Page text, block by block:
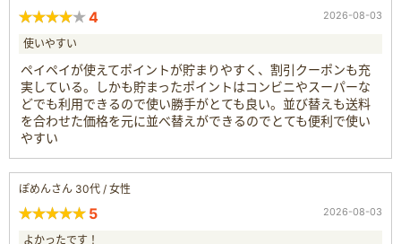
4 2026-08-03
使いやすい
ペイペイが使えてポイントが貯まりやすく、割引クーポンも充
実している。しかも貯まったポイントはコンビニやスーパーな
どでも利用できるので使い勝手がとても良い。並び替えも送料
を合わせた価格を元に並べ替えができるのでとても便利で使い
やすい
ぽめんさん 30代 / 女性
5 2026-08-03
よかったです！